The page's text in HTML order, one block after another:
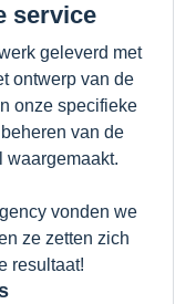
service
geleverd met
ontwerp van de
onze specifieke
van de
waargemaakt.
vonden we
ze zetten zich
resultaat!